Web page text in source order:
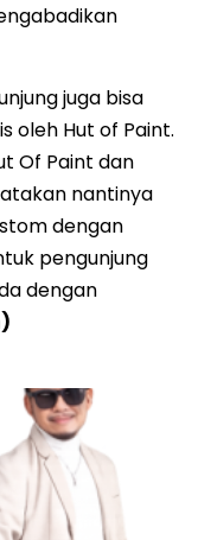
juga bisa
oleh Hut of Paint.
Of Paint dan
nantinya
dengan
pengunjung
dengan